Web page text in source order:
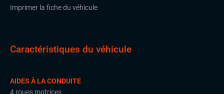
Imprimer la fiche du véhicule
Caractéristiques du véhicule
AIDES À LA CONDUITE
4 roues motrices